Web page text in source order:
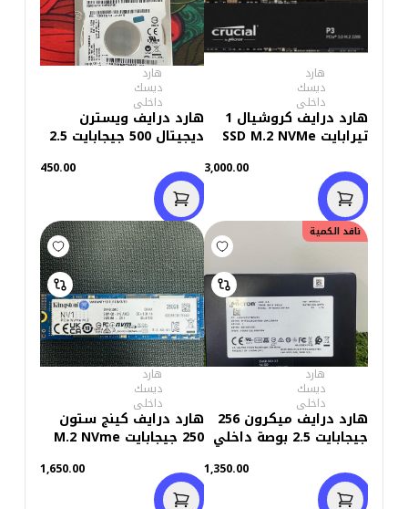
هارد
ديسك
داخلى
هارد درايف كروشيال 1
تيرابايت SSD M.2 NVMe
3,000.00
هارد
ديسك
داخلى
هارد درايف ويسترن
ديجيتال 500 جيجابايت 2.5
(استعمال ) 450.00
نافد الكمية
هارد
ديسك
داخلى
هارد درايف ميكرون 256
جيجابايت 2.5 بوصة داخلي
1,350.00
هارد
ديسك
داخلى
هارد درايف كينج ستون
250 جيجابايت M.2 NVme
1,650.00